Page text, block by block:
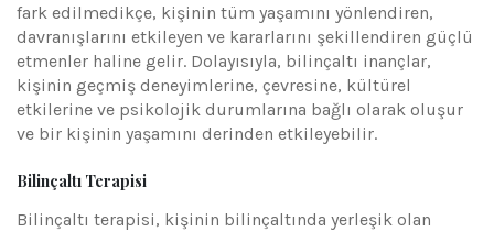
fark edilmedikçe, kişinin tüm yaşamını yönlendiren,
davranışlarını etkileyen ve kararlarını şekillendiren güçlü
etmenler haline gelir. Dolayısıyla, bilinçaltı inançlar,
kişinin geçmiş deneyimlerine, çevresine, kültürel
etkilerine ve psikolojik durumlarına bağlı olarak oluşur
ve bir kişinin yaşamını derinden etkileyebilir.
Bilinçaltı Terapisi
Bilinçaltı terapisi, kişinin bilinçaltında yerleşik olan